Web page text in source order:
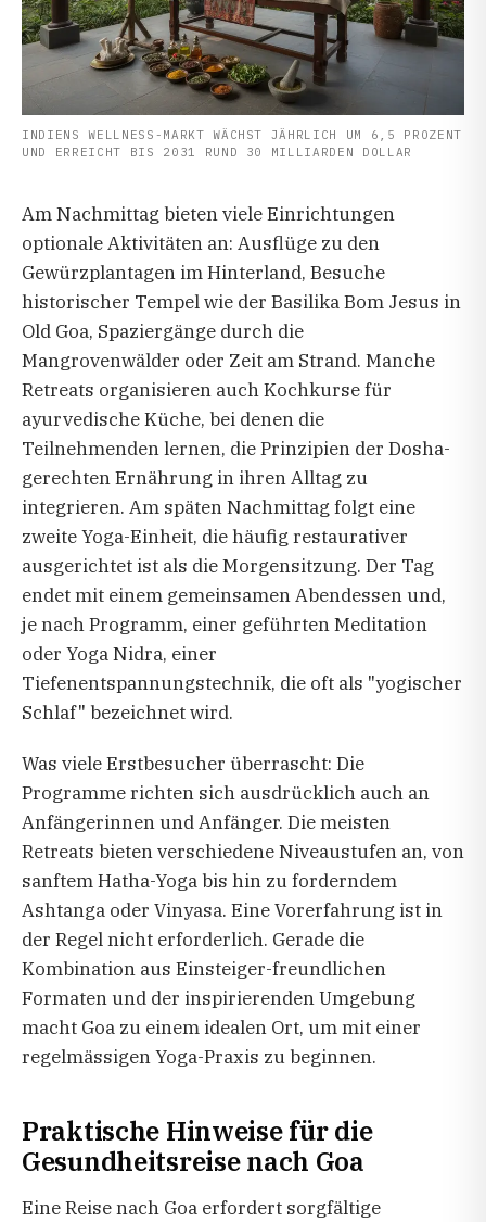
INDIENS WELLNESS-MARKT WÄCHST JÄHRLICH UM 6,5 PROZENT
UND ERREICHT BIS 2031 RUND 30 MILLIARDEN DOLLAR
Am Nachmittag bieten viele Einrichtungen
optionale Aktivitäten an: Ausflüge zu den
Gewürzplantagen im Hinterland, Besuche
historischer Tempel wie der Basilika Bom Jesus in
Old Goa, Spaziergänge durch die
Mangrovenwälder oder Zeit am Strand. Manche
Retreats organisieren auch Kochkurse für
ayurvedische Küche, bei denen die
Teilnehmenden lernen, die Prinzipien der Dosha-
gerechten Ernährung in ihren Alltag zu
integrieren. Am späten Nachmittag folgt eine
zweite Yoga-Einheit, die häufig restaurativer
ausgerichtet ist als die Morgensitzung. Der Tag
endet mit einem gemeinsamen Abendessen und,
je nach Programm, einer geführten Meditation
oder Yoga Nidra, einer
Tiefenentspannungstechnik, die oft als "yogischer
Schlaf" bezeichnet wird.
Was viele Erstbesucher überrascht: Die
Programme richten sich ausdrücklich auch an
Anfängerinnen und Anfänger. Die meisten
Retreats bieten verschiedene Niveaustufen an, von
sanftem Hatha-Yoga bis hin zu forderndem
Ashtanga oder Vinyasa. Eine Vorerfahrung ist in
der Regel nicht erforderlich. Gerade die
Kombination aus Einsteiger-freundlichen
Formaten und der inspirierenden Umgebung
macht Goa zu einem idealen Ort, um mit einer
regelmässigen Yoga-Praxis zu beginnen.
Praktische Hinweise für die
Gesundheitsreise nach Goa
Eine Reise nach Goa erfordert sorgfältige